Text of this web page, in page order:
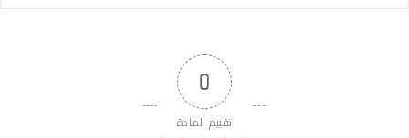
0
تقييم المادة